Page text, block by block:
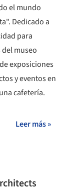
el mundo
Dedicado a
para
museo
exposiciones
y eventos en
cafetería.
Leer más »